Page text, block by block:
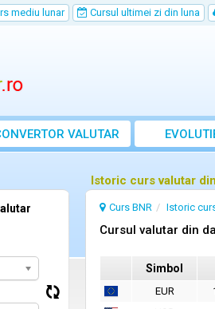
mediu lunar Cursul ultimei zi din luna
VALUTAR
Istoric curs valutar
Curs BNR Istoric
Cursul valutar din
Simbol
EUR